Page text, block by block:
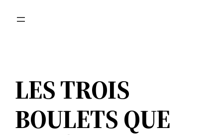
LES TROIS
BOULETS QUE